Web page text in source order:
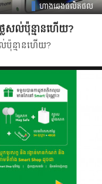
ហាងឆេងផលិតផល
ៃសល់ប៉ុន្មានហើយ?
ប៉ុន្មានហើយ?